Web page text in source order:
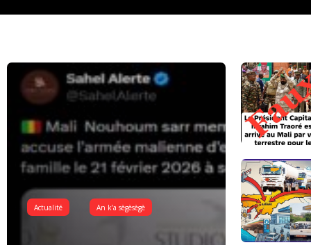
Actualité An k’a sègèsègè